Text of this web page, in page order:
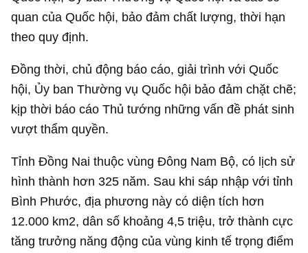
quan của Quốc hội, bảo đảm chất lượng, thời hạn
theo quy định.
Đồng thời, chủ động báo cáo, giải trình với Quốc
hội, Ủy ban Thường vụ Quốc hội bảo đảm chặt chẽ;
kịp thời báo cáo Thủ tướng những vấn đề phát sinh
vượt thẩm quyền.
Tỉnh Đồng Nai thuộc vùng Đông Nam Bộ, có lịch sử
hình thành hơn 325 năm. Sau khi sáp nhập với tỉnh
Bình Phước, địa phương này có diện tích hơn
12.000 km2, dân số khoảng 4,5 triệu, trở thành cực
tăng trưởng năng động của vùng kinh tế trọng điểm